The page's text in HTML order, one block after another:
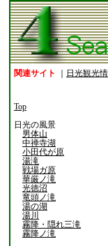
関連サイト 日光観光
Top
日光の風景
男体山
中禅寺湖
小田代が原
湯滝
戦場ガ原
華厳ノ滝
光徳沼
竜頭ノ滝
湯の湖
湯川
霧降・隠れ三滝
霧降ノ滝